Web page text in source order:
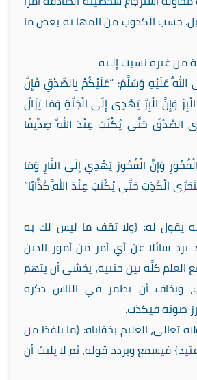
حسب الكذوب من المها نة بعض ما
من غيره نسبت إلـيه
عَلَيْهِ وَسَلَّمَ: “عَلَيْكُمْ بِالصِّدْقِ فَإِنَّ
وَإِنَّ الْبِرَّ يَهْدِي إِلَى الْجَنَّةِ وَمَا يَزَالُ
الصِّدْقَ حَتَّى يُكْتَبَ عِنْدَ اللَّهِ صِدِّيقًا
وَإِنَّ الْفُجُورَ يَهْدِي إِلَى النَّارِ وَمَا
الْكَذِبَ حَتَّى يُكْتَبَ عِنْدَ اللَّهِ كَذَّابًا”
يقول له: {ولا تقف ما ليس لك به
يرد سائلا عن أي أمر من أمور الدين
العلم كلَّه بين جنبيه، يخشى أن يتهم
ويخاف أن يطمر في الناس ذكره
صوته فيكذب.
تعالى، العليم بخفاياه: {ما يلفظ من
فيسمع ويردد قوله، ثم لا يلبث أن